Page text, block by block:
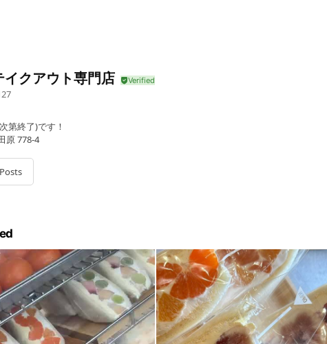
クアウト専門店
第終了)です！
原 778-4
Posts